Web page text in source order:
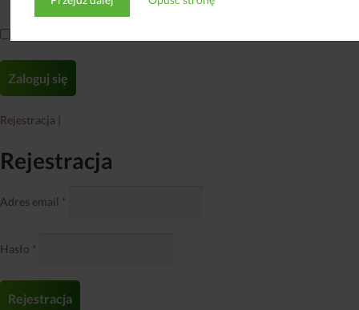
Rejestracja
Rejestracja
Adres email *
Hasło *